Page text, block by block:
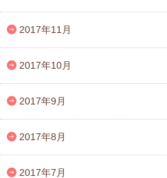
2017年11月
2017年10月
2017年9月
2017年8月
2017年7月